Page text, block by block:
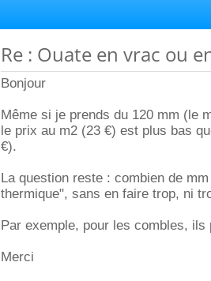
Re : Ouate en vrac ou
Bonjour
Même si je prends du 120 mm (le
le prix au m2 (23 €) est plus bas
).
La question reste : combien de
thermique", sans en faire trop, ni
Par exemple, pour les combles,
Merci